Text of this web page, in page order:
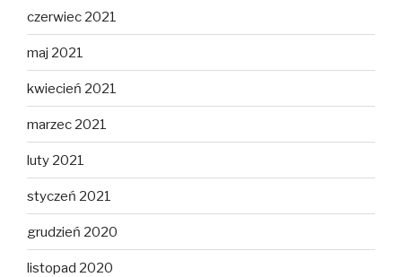
czerwiec 2021
maj 2021
kwiecień 2021
marzec 2021
luty 2021
styczeń 2021
grudzień 2020
listopad 2020